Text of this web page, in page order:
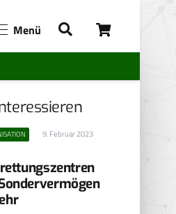
Menü
9. Februar 2023